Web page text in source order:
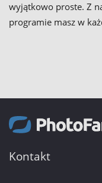
wyjątkowo proste. Z
programie masz w
Kontakt